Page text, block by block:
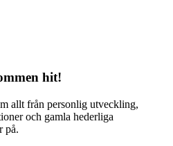
hit!
allt från personlig utveckling,
och gamla hederliga
på.